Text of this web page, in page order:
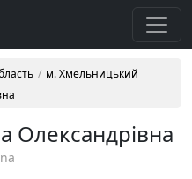
м. Хмельницький
Олександрівна